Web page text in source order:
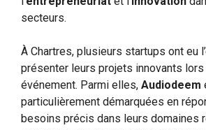
secteurs.
À Chartres, plusieurs startups ont eu
présenter leurs projets innovants
événement. Parmi elles, Audiodeem
particulièrement démarquées en
besoins précis dans leurs domaines